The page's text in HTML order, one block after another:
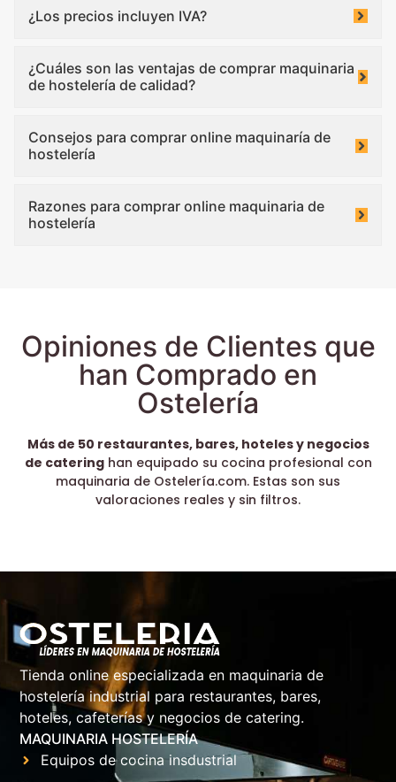
¿Los precios incluyen IVA?
¿Cuáles son las ventajas de comprar maquinaria
de hostelería de calidad?
Consejos para comprar online maquinaría de
hostelería
Razones para comprar online maquinaria de
hostelería
Opiniones de Clientes que
han Comprado en
Ostelería
Más de 50 restaurantes, bares, hoteles y negocios
de cateringhan equipado su cocina profesional con
maquinaria de Ostelería.com. Estas son sus
valoraciones reales y sin filtros.
Tienda online especializada en maquinaria de
hostelería industrial para restaurantes, bares,
hoteles, cafeterías y negocios de catering.
MAQUINARIA HOSTELERÍA
Equipos de cocina insdustrial